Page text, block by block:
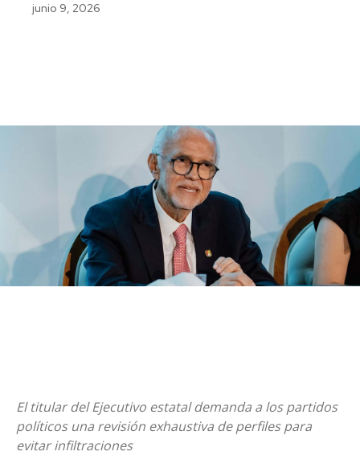
junio 9, 2026
El titular del Ejecutivo estatal demanda a los partidos
políticos una revisión exhaustiva de perfiles para
evitar infiltraciones